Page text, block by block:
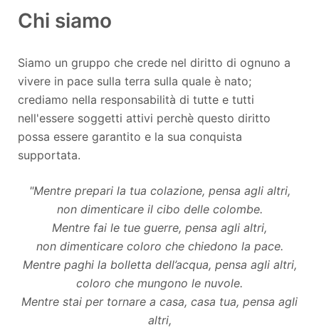
Chi siamo
Siamo un gruppo che crede nel diritto di ognuno a
vivere in pace sulla terra sulla quale è nato;
crediamo nella responsabilità di tutte e tutti
nell'essere soggetti attivi perchè questo diritto
possa essere garantito e la sua conquista
supportata.
"Mentre prepari la tua colazione, pensa agli altri,
non dimenticare il cibo delle colombe.
Mentre fai le tue guerre, pensa agli altri,
non dimenticare coloro che chiedono la pace.
Mentre paghi la bolletta dell’acqua, pensa agli altri,
coloro che mungono le nuvole.
Mentre stai per tornare a casa, casa tua, pensa agli
altri,